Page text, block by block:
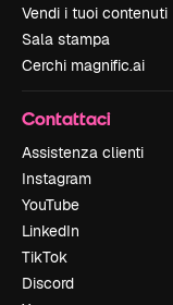
Vendi i tuoi contenuti
Sala stampa
Cerchi magnific.ai
Contattaci
Assistenza clienti
Instagram
YouTube
LinkedIn
TikTok
Discord